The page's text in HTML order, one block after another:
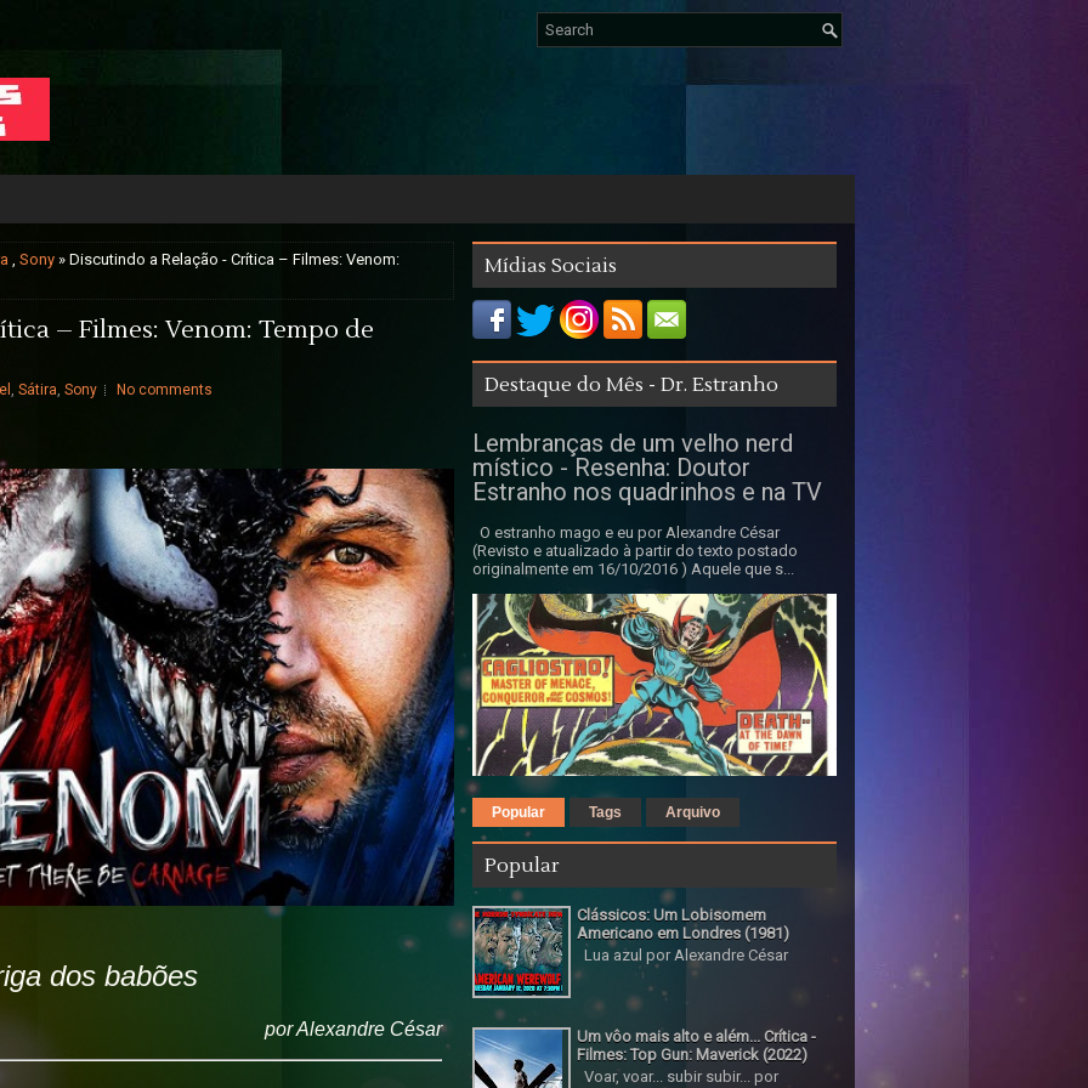
, Sony » Discutindo a Relação - Crítica – Filmes: Venom:
– Filmes: Venom: Tempo de
, Sátira, Sony No comments
dos babões
por Alexandre César
Mídias Sociais
Destaque do Mês - Dr. Estranho
Lembranças de um velho nerd
místico - Resenha: Doutor
Estranho nos quadrinhos e na TV
O estranho mago e eu por Alexandre César
(Revisto e atualizado à partir do texto postado
originalmente em 16/10/2016 ) Aquele que s...
Popular Tags Arquivo
Popular
Clássicos: Um Lobisomem
Americano em Londres (1981)
Lua azul por Alexandre César
Um vôo mais alto e além... Crítica -
Filmes: Top Gun: Maverick (2022)
Voar, voar... subir subir... por